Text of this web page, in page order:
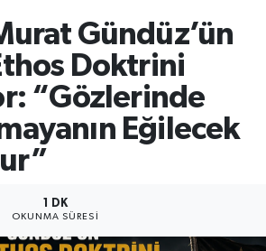
Gündüz’ün
Doktrini
“Gözlerinde
Eğilecek
1 DK
OKUNMA SÜRESI
Durumu ve Fikstür